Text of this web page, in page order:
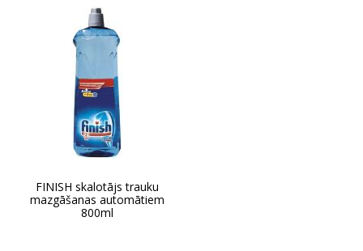
FINISH skalotājs trauku
mazgāšanas automātiem
800ml